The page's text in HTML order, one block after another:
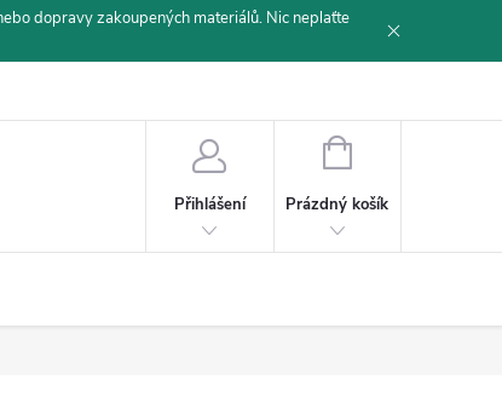
dopravy zakoupených materiálů. Nic neplaťte
Přihlášení
NÁKUPNÍ
Prázdný košík